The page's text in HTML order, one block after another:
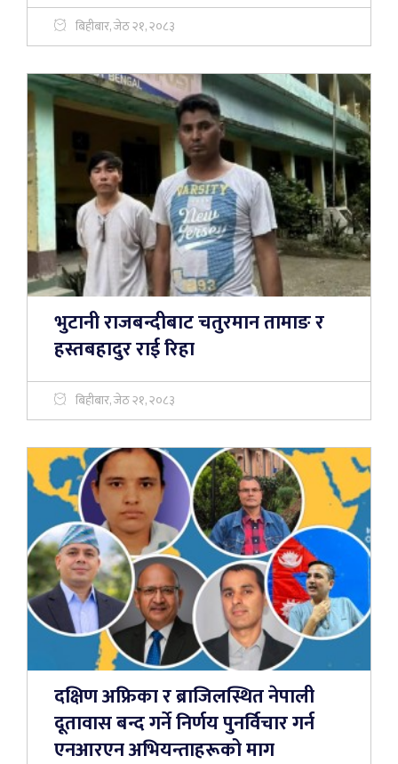
बिहीबार, जेठ २१, २०८३
भुटानी राजबन्दीबाट चतुरमान तामाङ र
हस्तबहादुर राई रिहा
बिहीबार, जेठ २१, २०८३
दक्षिण अफ्रिका र ब्राजिलस्थित नेपाली
दूतावास बन्द गर्ने निर्णय पुनर्विचार गर्न
एनआरएन अभियन्ताहरूको माग